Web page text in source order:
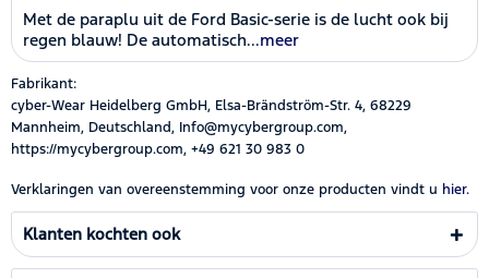
Met de paraplu uit de Ford Basic-serie is de lucht ook bij
regen blauw! De automatisch...meer
Fabrikant:
cyber-Wear Heidelberg GmbH, Elsa-Brändström-Str. 4, 68229
Mannheim, Deutschland, Info@mycybergroup.com,
https://mycybergroup.com, +49 621 30 983 0
Verklaringen van overeenstemming voor onze producten vindt u hier.
Klanten kochten ook